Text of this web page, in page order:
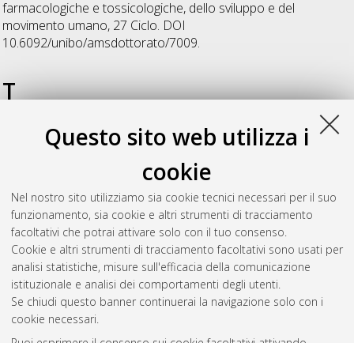
Questo sito web utilizza i
cookie
Nel nostro sito utilizziamo sia cookie tecnici necessari per il suo
funzionamento, sia cookie e altri strumenti di tracciamento
facoltativi che potrai attivare solo con il tuo consenso.
Cookie e altri strumenti di tracciamento facoltativi sono usati per
analisi statistiche, misure sull'efficacia della comunicazione
istituzionale e analisi dei comportamenti degli utenti.
Se chiudi questo banner continuerai la navigazione solo con i
cookie necessari.
farmacologiche e tossicologiche, dello sviluppo e del
movimento umano, 27 Ciclo. DOI
10.6092/unibo/amsdottorato/7009.
T
Trofe, Aurelio(2022)Effect of pulsed electromagnetic fields
(pemfs) on muscle activity, tissue oxygenation and vo2 during
, [Dissertation thesis], Alma Mater Studiorum
Università di Bologna. Dottorato di ricerca in
del benessere e degli stili di vita, 34 Ciclo. DOI
10.48676/unibo/amsdottorato/10447.
Questa lista e' stata generata il Thu Aug 6 20:44:32 2026
Atom